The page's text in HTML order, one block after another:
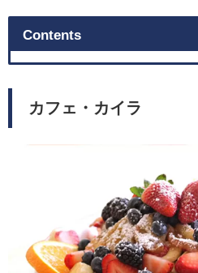
Contents
カフェ・カイラ